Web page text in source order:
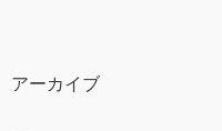
アーカイブ